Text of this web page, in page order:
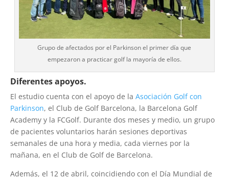
Grupo de afectados por el Parkinson el primer día que
empezaron a practicar golf la mayoría de ellos.
Diferentes apoyos.
El estudio cuenta con el apoyo de la Asociación Golf con
Parkinson, el Club de Golf Barcelona, la Barcelona Golf
Academy y la FCGolf. Durante dos meses y medio, un grupo
de pacientes voluntarios harán sesiones deportivas
semanales de una hora y media, cada viernes por la
mañana, en el Club de Golf de Barcelona.
Además, el 12 de abril, coincidiendo con el Día Mundial de